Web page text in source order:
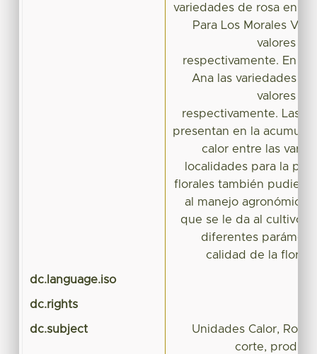
variedades de rosa en
Para Los Morales
valores
respectivamente. En
Ana las variedades
valores
respectivamente. Las
presentan en la
calor entre las
localidades para la
florales también
al manejo agronómico
que se le da al cultivo,
diferentes
calidad de la flor y
dc.language.iso
dc.rights
dc.subject
Unidades Calor,
corte,